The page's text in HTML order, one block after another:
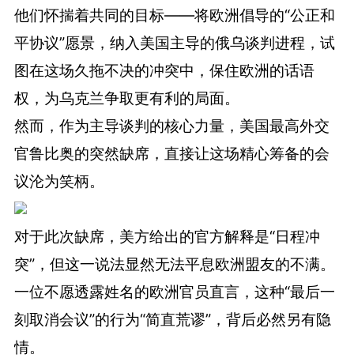
他们怀揣着共同的目标——将欧洲倡导的“公正和
平协议”愿景，纳入美国主导的俄乌谈判进程，试
图在这场久拖不决的冲突中，保住欧洲的话语
权，为乌克兰争取更有利的局面。
然而，作为主导谈判的核心力量，美国最高外交
官鲁比奥的突然缺席，直接让这场精心筹备的会
议沦为笑柄。
对于此次缺席，美方给出的官方解释是“日程冲
突”，但这一说法显然无法平息欧洲盟友的不满。
一位不愿透露姓名的欧洲官员直言，这种“最后一
刻取消会议”的行为“简直荒谬”，背后必然另有隐
情。